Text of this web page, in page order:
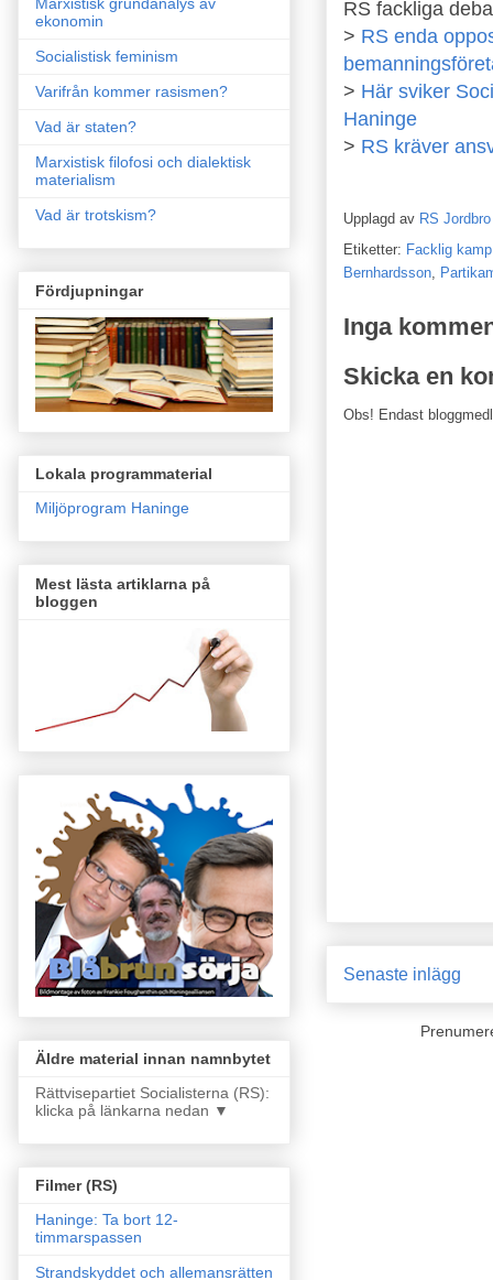
RS fackliga
> RS enda
> Här sviker
Haninge
> RS kräver
Upplagd av RS Jordbro
Etiketter: Facklig
Bernhardsson
Inga
Skicka en
Obs! Endast
Senaste inlägg
Marxistisk grundanalys av
ekonomin
Socialistisk feminism
Varifrån kommer rasismen?
Vad är staten?
Marxistisk filofosi och dialektisk
materialism
Vad är trotskism?
Fördjupningar
Lokala programmaterial
Miljöprogram Haninge
Mest lästa artiklarna på
bloggen
Äldre material innan namnbytet
Rättvisepartiet Socialisterna (RS):
klicka på länkarna nedan ▼
Filmer (RS)
Haninge: Ta bort 12-
timmarspassen
Strandskyddet och allemansrätten